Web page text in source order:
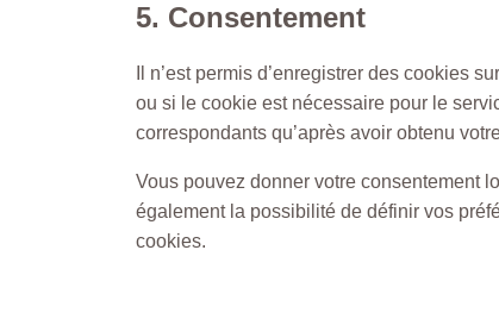
5. Consentement
Il n’est permis d’enregistrer des cookies
ou si le cookie est nécessaire pour le
correspondants qu’après avoir obtenu
Vous pouvez donner votre consentement
également la possibilité de définir vos
cookies.